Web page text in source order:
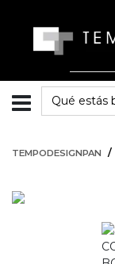
TEMPODESIGNPAN